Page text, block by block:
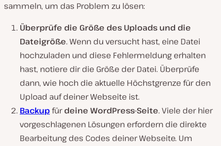
sammeln, um das Problem zu lösen:
Überprüfe die Größe des Uploads und die
Dateigröße. Wenn du versucht hast, eine Datei
hochzuladen und diese Fehlermeldung erhalten
hast, notiere dir die Größe der Datei. Überprüfe
dann, wie hoch die aktuelle Höchstgrenze für den
Upload auf deiner Webseite ist.
Backupfürdeine WordPress-Seite. Viele der hier
vorgeschlagenen Lösungen erfordern die direkte
Bearbeitung des Codes deiner Webseite. Um